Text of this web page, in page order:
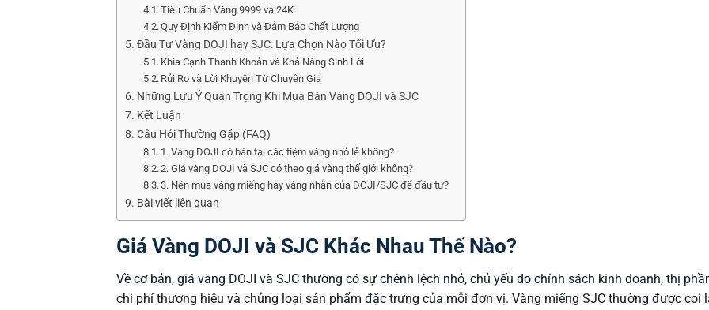
Tiêu Chuẩn Vàng 9999 và 24K
Quy Định Kiểm Định và Đảm Bảo Chất Lượng
Đầu Tư Vàng DOJI hay SJC: Lựa Chọn Nào Tối Ưu?
Khía Cạnh Thanh Khoản và Khả Năng Sinh Lời
Rủi Ro và Lời Khuyên Từ Chuyên Gia
Những Lưu Ý Quan Trọng Khi Mua Bán Vàng DOJI và SJC
Kết Luận
Câu Hỏi Thường Gặp (FAQ)
1. Vàng DOJI có bán tại các tiệm vàng nhỏ lẻ không?
2. Giá vàng DOJI và SJC có theo giá vàng thế giới không?
3. Nên mua vàng miếng hay vàng nhẫn của DOJI/SJC để đầu tư?
Bài viết liên quan
Giá Vàng DOJI và SJC Khác Nhau Thế Nào?
Về cơ bản, giá vàng DOJI và SJC thường có sự chênh lệch nhỏ, chủ yếu do chính sách kinh doanh, thị
chi phí thương hiệu và chủng loại sản phẩm đặc trưng của mỗi đơn vị. Vàng miếng SJC thường được coi